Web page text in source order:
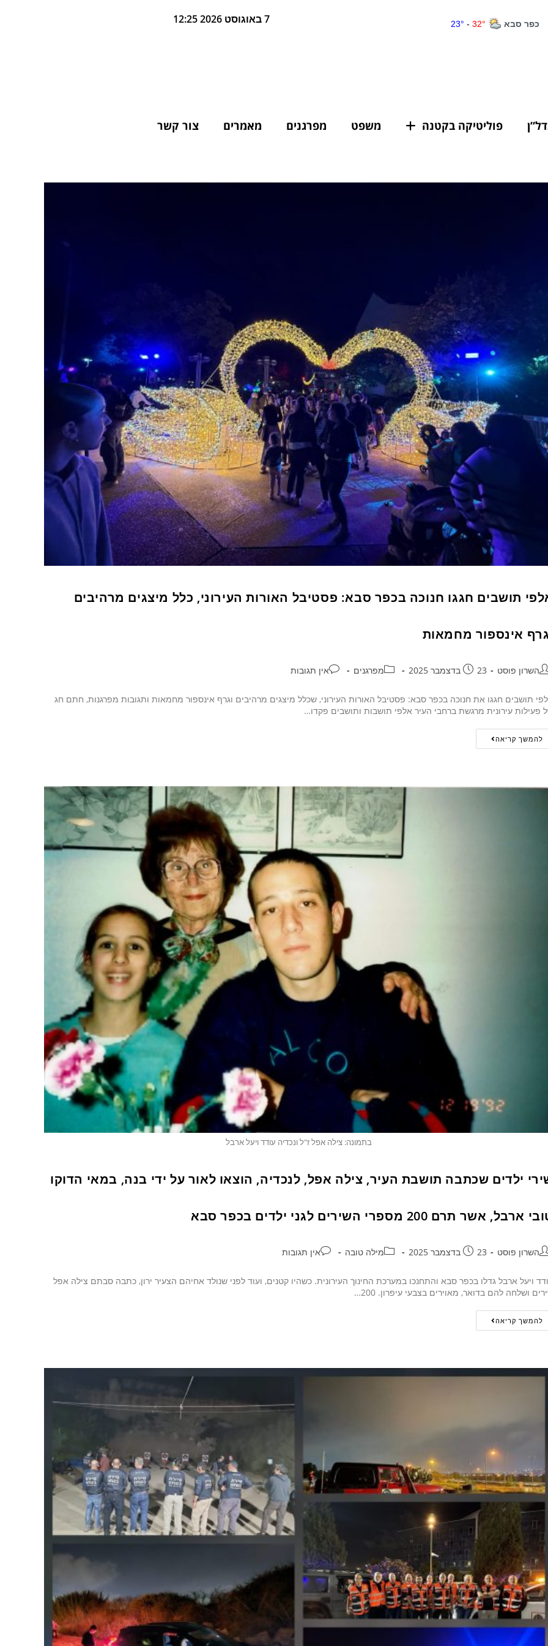
7 באוגוסט 2026 12:25
פוליטיקה בקטנה משפט מפרגנים מאמרים צור קשר
תושבים חגגו חנוכה בכפר סבא: פסטיבל האורות העירוני, כלל מיצגים מרהיבים
אינספור מחמאות
השרון פוסט 23 בדצמבר 2025 מפרגנים אין תגובות
תושבים חגגו את חנוכה בכפר סבא: פסטיבל האורות העירוני, שכלל מיצגים מרהיבים וגרף אינספור מחמאות ותגובות מפרגנות, חתם חג
פעילות עירונית מרגשת ברחבי העיר אלפי תושבות ותושבים פקדו…
להמשך קריאה
בתמונה: צילה אפל ז"ל ונכדיה עודד ויעל ארבל
ילדים שכתבה תושבת העיר, צילה אפל, לנכדיה, הוצאו לאור על ידי בנה, במאי הדוקו
ארבל, אשר תרם 200 מספרי השירים לגני ילדים בכפר סבא
השרון פוסט 23 בדצמבר 2025 מילה טובה אין תגובות
ויעל ארבל גדלו בכפר סבא והתחנכו במערכת החינוך העירונית. כשהיו קטנים, ועוד לפני שנולד אחיהם הצעיר ירון, כתבה סבתם צילה אפל
ושלחה להם בדואר, מאוירים בצבעי עיפרון. 200…
להמשך קריאה